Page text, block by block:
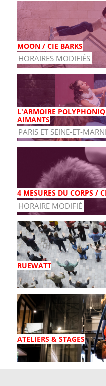
MOON / CIE BARKS
HORAIRES MODIFIÉS
L'ARMOIRE
AIMANTS
PARIS ET SEINE-ET-
4 MESURES DU CORPS /
HORAIRE MODIFIÉ
RUEWATT
ATELIERS & STAGES